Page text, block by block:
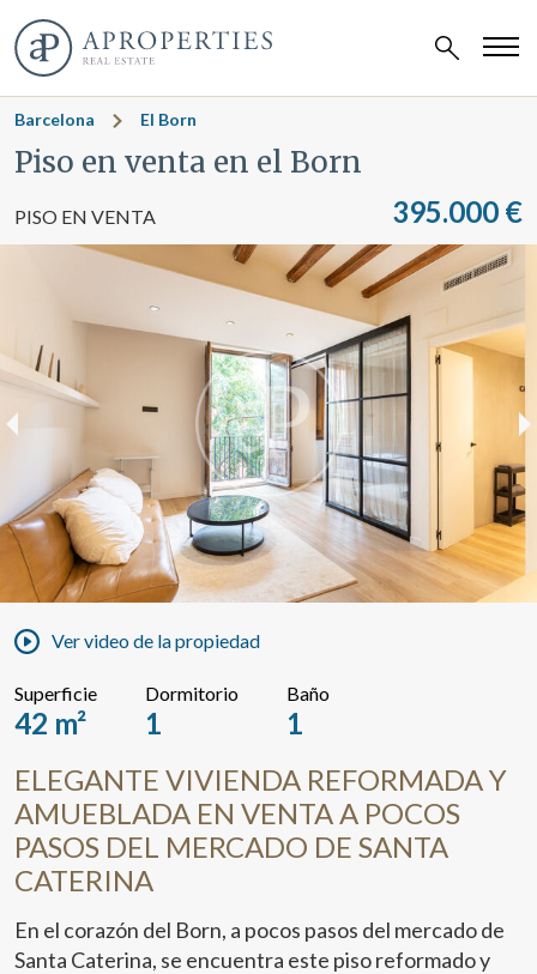
Barcelona El Born
Piso en venta en el Born
PISO EN VENTA 395.000 €
Ver video de la propiedad
Superficie
42 m²
Dormitorio
1
Baño
1
ELEGANTE VIVIENDA REFORMADA Y
AMUEBLADA EN VENTA A POCOS
PASOS DEL MERCADO DE SANTA
CATERINA
En el corazón del Born, a pocos pasos del mercado de
Santa Caterina, se encuentra este piso reformado y